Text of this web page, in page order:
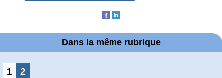
Dans la même rubrique
1 2